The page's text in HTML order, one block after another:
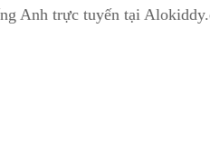
Anh trực tuyến tại